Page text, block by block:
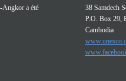
Angkor a été
38 Samdech
P.O. Box 29,
Cambodia